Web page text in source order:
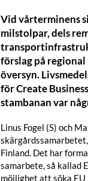
Vid vårterminens
milstolpar, dels
förslag på
översyn.
för Create
stambanan var
Linus Fogel (S) och
Finland. Det har
samarbete, så kallad
möjlighet att söka